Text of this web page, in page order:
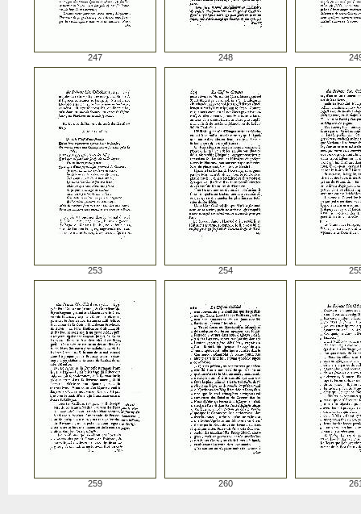
247 248
253 254
259 260